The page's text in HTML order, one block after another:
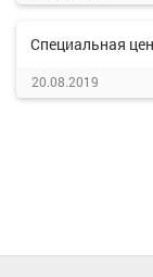
Специальная
20.08.2019